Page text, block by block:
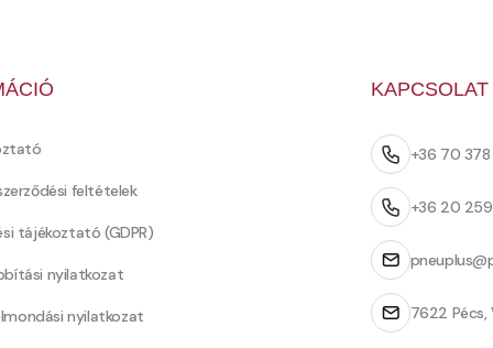
feltételek
tájékoztató (GDPR)
nyilatkozat
nyilatkozat
KAPCSOLAT
+36 70
+36 20
7622 Pécs,